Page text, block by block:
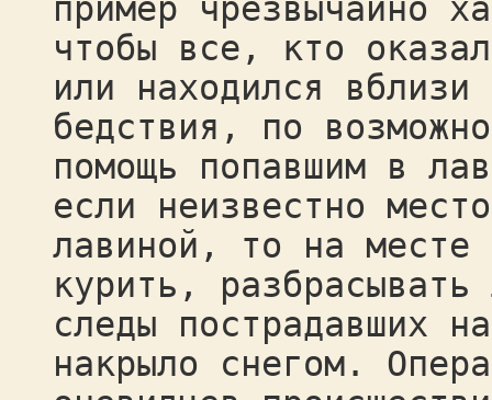
пример чрезвычайно
чтобы все, кто
или находился
бедствия, по
помощь попавшим в
если неизвестно
лавиной, то на месте
курить,
следы пострадавших
накрыло снегом.